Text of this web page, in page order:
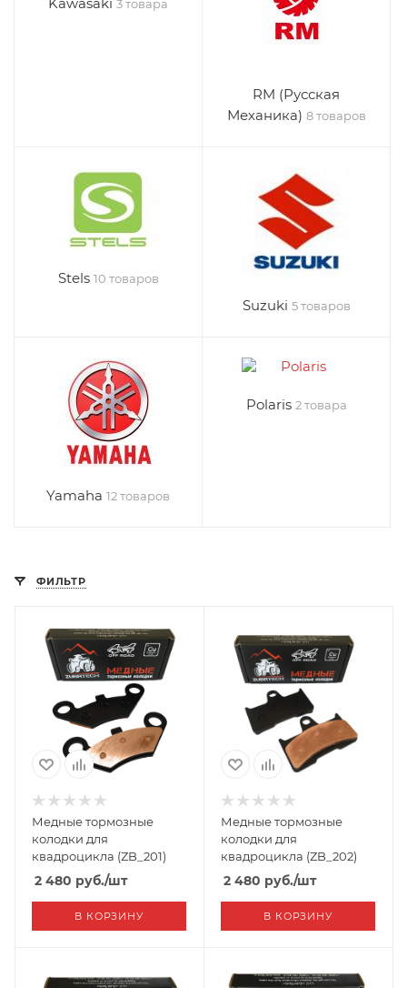
3 товара
RM (Русская
Механика) 8 товаров
Stels 10 товаров
Suzuki 5 товаров
Yamaha 12 товаров
Polaris 2 товара
ФИЛЬТР
Медные тормозные
колодки для
квадроцикла (ZB_201)
2 480 руб./шт
В КОРЗИНУ
Медные тормозные
колодки для
квадроцикла (ZB_202)
2 480 руб./шт
В КОРЗИНУ